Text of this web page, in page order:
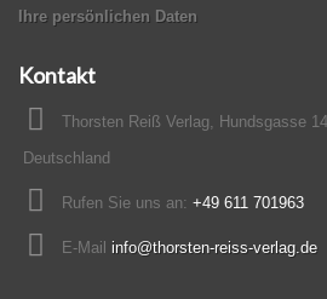
Ihre persönlichen Daten
Kontakt
Thorsten Reiß Verlag, Hundsgasse
Deutschland
Rufen Sie uns an: +49 611 701963
E-Mail info@thorsten-reiss-verlag.de